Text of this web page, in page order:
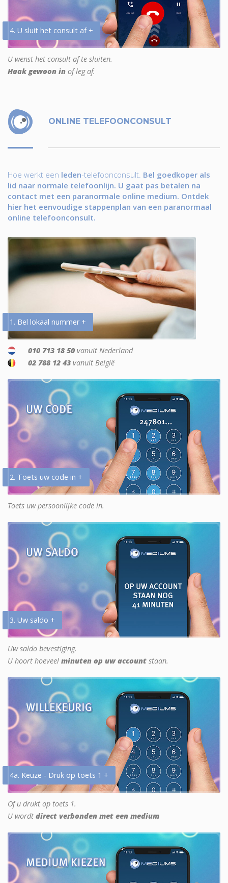
4. U sluit het consult af +
U wenst het consult af te sluiten.
Haak gewoon in of leg af.
ONLINE TELEFOONCONSULT
Hoe werkt een leden-telefoonconsult. Bel goedkoper als
lid naar normale telefoonlijn. U gaat pas betalen na
contact met een paranormale online medium. Ontdek
hier het eenvoudige stappenplan van een paranormaal
online telefoonconsult.
1. Bel lokaal nummer +
010 713 18 50 vanuit Nederland
02 788 12 43 vanuit België
2. Toets uw code in +
Toets uw persoonlijke code in.
3. Uw saldo +
Uw saldo bevestiging.
U hoort hoeveel minuten op uw account staan.
4a. Keuze - Druk op toets 1 +
Of u drukt op toets 1.
U wordt direct verbonden met een medium